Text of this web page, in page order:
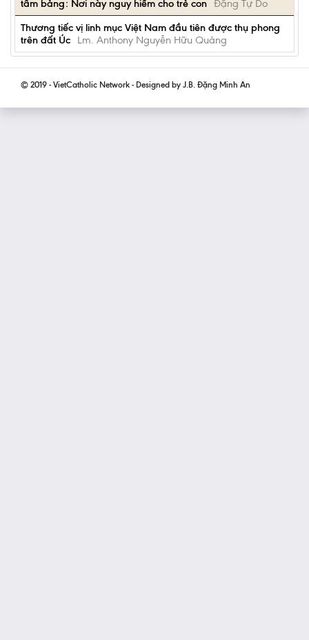
tấm bảng: Nơi này nguy hiểm cho trẻ con Đặng Tự Do
Thương tiếc vị linh mục Việt Nam đầu tiên được thụ phong
trên đất Úc
Lm. Anthony Nguyễn Hữu Quảng
© 2019 - VietCatholic Network - Designed by J.B. Đặng Minh An